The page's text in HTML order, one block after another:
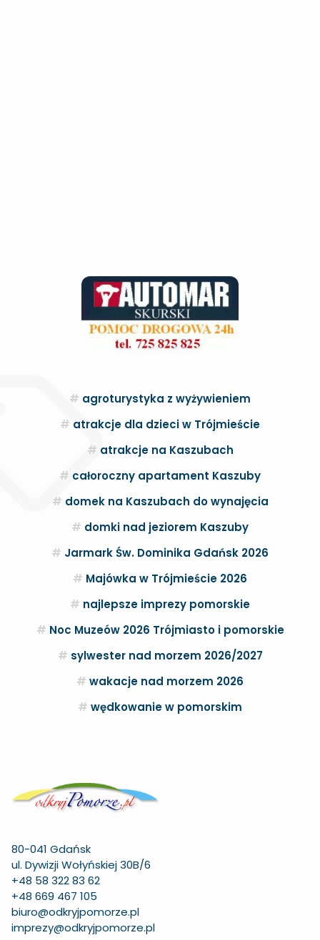
agroturystyka z wyżywieniem
atrakcje dla dzieci w Trójmieście
atrakcje na Kaszubach
całoroczny apartament Kaszuby
domek na Kaszubach do wynajęcia
domki nad jeziorem Kaszuby
Jarmark Św. Dominika Gdańsk 2026
Majówka w Trójmieście 2026
najlepsze imprezy pomorskie
Noc Muzeów 2026 Trójmiasto i pomorskie
sylwester nad morzem 2026/2027
wakacje nad morzem 2026
wędkowanie w pomorskim
80-041 Gdańsk
ul. Dywizji Wołyńskiej 30B/6
+48 58 322 83 62
+48 669 467 105
biuro@odkryjpomorze.pl
imprezy@odkryjpomorze.pl